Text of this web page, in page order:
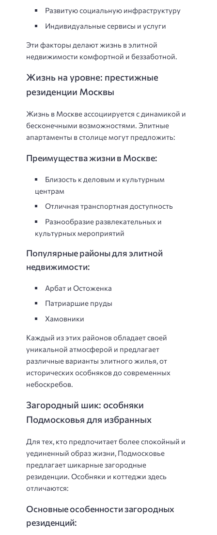
Развитую социальную инфраструктуру
Индивидуальные сервисы и услуги
Эти факторы делают жизнь в элитной
недвижимости комфортной и беззаботной.
Жизнь на уровне: престижные
резиденции Москвы
Жизнь в Москве ассоциируется с динамикой и
бесконечными возможностями. Элитные
апартаменты в столице могут предложить:
Преимущества жизни в Москве:
Близость к деловым и культурным
центрам
Отличная транспортная доступность
Разнообразие развлекательных и
культурных мероприятий
Популярные районы для элитной
недвижимости:
Арбат и Остоженка
Патриаршие пруды
Хамовники
Каждый из этих районов обладает своей
уникальной атмосферой и предлагает
различные варианты элитного жилья, от
исторических особняков до современных
небоскребов.
Загородный шик: особняки
Подмосковья для избранных
Для тех, кто предпочитает более спокойный и
уединенный образ жизни, Подмосковье
предлагает шикарные загородные
резиденции. Особняки и коттеджи здесь
отличаются:
Основные особенности загородных
резиденций: